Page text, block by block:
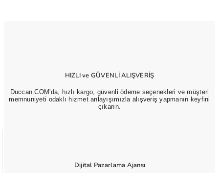
HIZLI ve GÜVENLİ ALIŞVERİŞ
Duccan.COM'da, hızlı kargo, güvenli ödeme seçenekleri ve müşteri
memnuniyeti odaklı hizmet anlayışımızla alışveriş yapmanın keyfini
çıkarın.
Dijital Pazarlama Ajansı